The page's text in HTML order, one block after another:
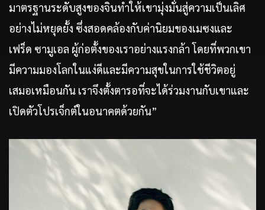
มาตรฐานระดับสูงของจินทำให้เขามุ่งมั่นสู่ความเป็นเลิศ
อย่างไม่หยุดยั้ง ซึ่งสอดคล้องกับค่านิยมของเมซงและ
เฟร็ด ซามูเอล ผู้ก่อตั้งของเราอย่างแรงกล้า โดยที่พวกเขา
มีความมองโลกในแง่ดีและมีความสุขในการใช้ชีวิตอยู่
เสมอเหมือนกัน เราจึงตั้งตารอที่จะได้ร่วมงานกับเขาและ
เปิดตัวโปรเจ็กต์ในอนาคตด้วยกัน”